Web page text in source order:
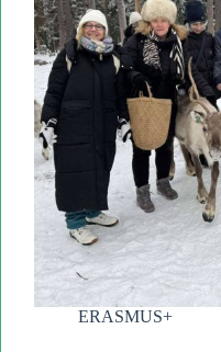
ERASMUS+